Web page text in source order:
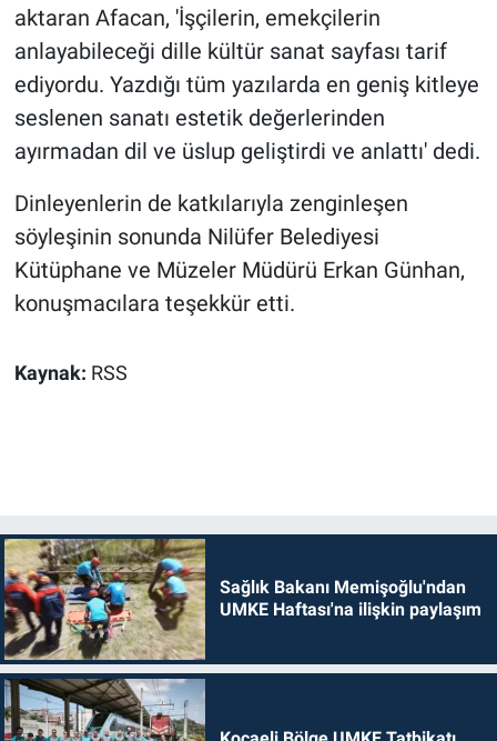
aktaran Afacan, 'İşçilerin, emekçilerin
anlayabileceği dille kültür sanat sayfası tarif
ediyordu. Yazdığı tüm yazılarda en geniş kitleye
seslenen sanatı estetik değerlerinden
ayırmadan dil ve üslup geliştirdi ve anlattı' dedi.
Dinleyenlerin de katkılarıyla zenginleşen
söyleşinin sonunda Nilüfer Belediyesi
Kütüphane ve Müzeler Müdürü Erkan Günhan,
konuşmacılara teşekkür etti.
Kaynak: RSS
Sağlık Bakanı Memişoğlu'ndan
UMKE Haftası'na ilişkin paylaşım